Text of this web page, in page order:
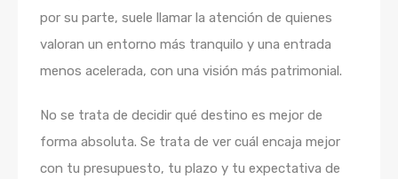
por su parte, suele llamar la atención de quienes
valoran un entorno más tranquilo y una entrada
menos acelerada, con una visión más patrimonial.
No se trata de decidir qué destino es mejor de
forma absoluta. Se trata de ver cuál encaja mejor
con tu presupuesto, tu plazo y tu expectativa de